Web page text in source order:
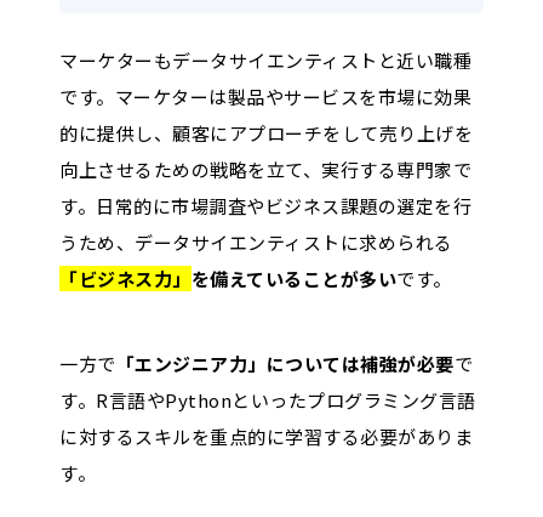
マーケターもデータサイエンティストと近い職種
です。マーケターは製品やサービスを市場に効果
的に提供し、顧客にアプローチをして売り上げを
向上させるための戦略を立て、実行する専門家で
す。日常的に市場調査やビジネス課題の選定を行
うため、データサイエンティストに求められる
「ビジネス力」 を備えていることが多いです。
一方で 「エンジニア力」については補強が必要で
す。R言語やPythonといったプログラミング言語
に対するスキルを重点的に学習する必要がありま
す。